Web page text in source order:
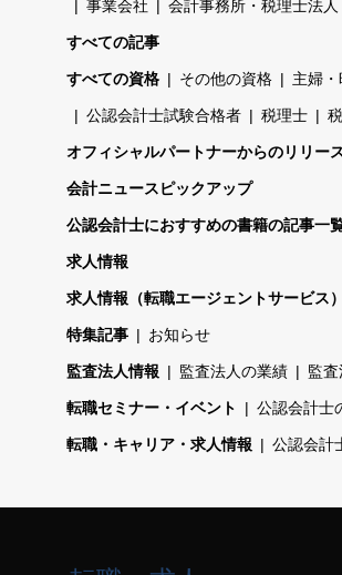
事業会社 会計事務所・税理士法人
すべての記事
すべての資格 その他の資格 主婦
公認会計士試験合格者 税理士
オフィシャルパートナーからのリリー
会計ニュースピックアップ
公認会計士におすすめの書籍の記事一
求人情報
求人情報（転職エージェントサービス）
特集記事 お知らせ
監査法人情報 監査法人の業績 監
転職セミナー・イベント 公認会計士
転職・キャリア・求人情報 公認会計